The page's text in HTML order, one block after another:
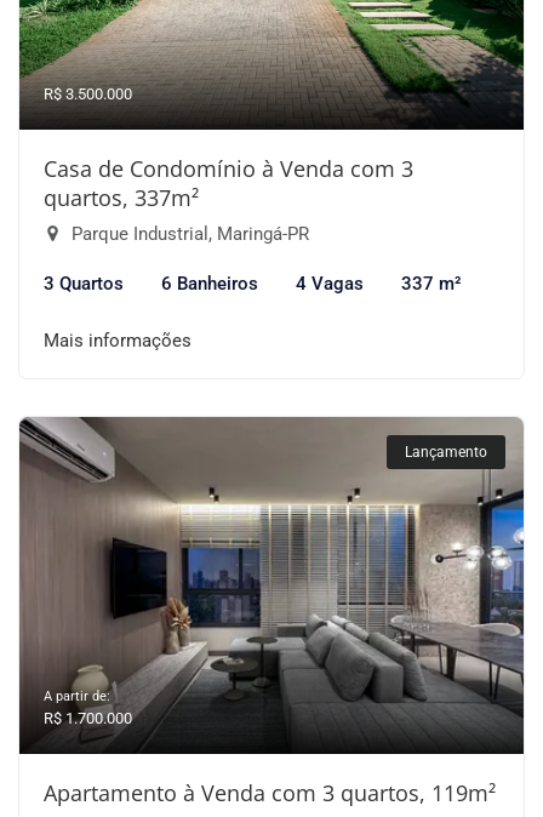
R$ 3.500.000
Casa de Condomínio à Venda com 3
quartos, 337m²
Parque Industrial, Maringá-PR
3 Quartos 6 Banheiros 4 Vagas 337 m²
Mais informações
Lançamento
A partir de:
R$ 1.700.000
Apartamento à Venda com 3 quartos, 119m²